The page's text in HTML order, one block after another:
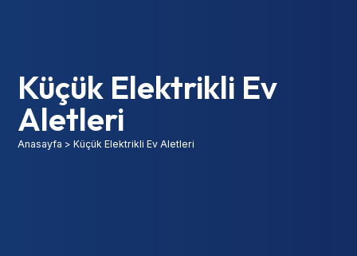
Küçük Elektrikli Ev
Aletleri
Anasayfa >Küçük Elektrikli Ev Aletleri